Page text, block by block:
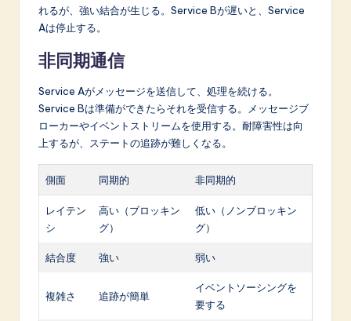
れるが、強い結合が生じる。Service Bが遅いと、Service
Aは停止する。
非同期通信
Service Aがメッセージを送信して、処理を続ける。
Service Bは準備ができたらそれを受信する。メッセージブ
ローカーやイベントストリームを使用する。耐障害性は向
上するが、ステートの追跡が難しくなる。
側面 同期的 非同期的
レイテン
シ
高い（ブロッキン
グ）
低い（ノンブロッキン
グ）
結合度 強い 弱い
複雑さ 追跡が簡単
イベントソーシングを
要する